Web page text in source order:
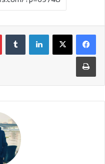
لينكدإن
طباعة